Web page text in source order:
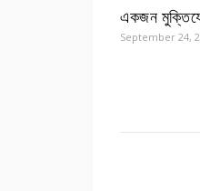
একজন
September 24,